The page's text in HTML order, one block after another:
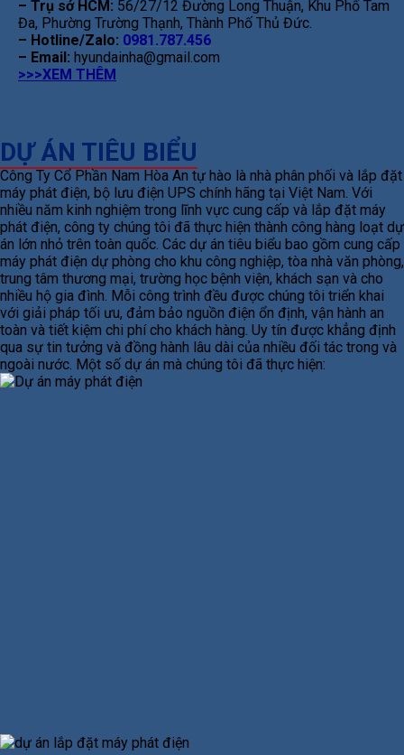
– Trụ sở HCM: 56/27/12 Đường Long Thuận, Khu Phố Tam
Đa, Phường Trường Thạnh, Thành Phố Thủ Đức.
– Hotline/Zalo: 0981.787.456
– Email: hyundainha@gmail.com
>>>XEM THÊM
DỰ ÁN TIÊU BIỂU
Công Ty Cổ Phần Nam Hòa An tự hào là nhà phân phối và lắp đặt
máy phát điện, bộ lưu điện UPS chính hãng tại Việt Nam. Với
nhiều năm kinh nghiệm trong lĩnh vực cung cấp và lắp đặt máy
phát điện, công ty chúng tôi đã thực hiện thành công hàng loạt dự
án lớn nhỏ trên toàn quốc. Các dự án tiêu biểu bao gồm cung cấp
máy phát điện dự phòng cho khu công nghiệp, tòa nhà văn phòng,
trung tâm thương mại, trường học bệnh viện, khách sạn và cho
nhiều hộ gia đình. Mỗi công trình đều được chúng tôi triển khai
với giải pháp tối ưu, đảm bảo nguồn điện ổn định, vận hành an
toàn và tiết kiệm chi phí cho khách hàng. Uy tín được khẳng định
qua sự tin tưởng và đồng hành lâu dài của nhiều đối tác trong và
ngoài nước. Một số dự án mà chúng tôi đã thực hiện: